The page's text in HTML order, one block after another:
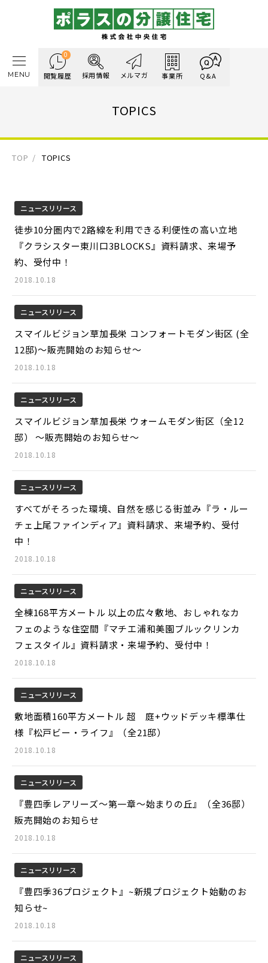
0
閲覧履歴 採用情報 メルマガ 事業所 Q&A
MENU
TOPICS
TOP TOPICS
ニュースリリース
徒歩10分圏内で2路線を利用できる利便性の高い立地
『クラシスター東川口3BLOCKS』資料請求、来場予
約、受付中！
2018.10.18
ニュースリリース
スマイルビジョン草加長栄 コンフォートモダン街区 (全
12邸)～販売開始のお知らせ～
2018.10.18
ニュースリリース
スマイルビジョン草加長栄 ウォームモダン街区（全12
邸） ～販売開始のお知らせ～
2018.10.18
ニュースリリース
すべてがそろった環境、自然を感じる街並み『ラ・ルー
チェ上尾ファインディア』資料請求、来場予約、受付
中！
2018.10.18
ニュースリリース
全棟168平方メートル 以上の広々敷地、おしゃれなカ
フェのような住空間『マチエ浦和美園ブルックリンカ
フェスタイル』資料請求・来場予約、受付中！
2018.10.18
ニュースリリース
敷地面積160平方メートル 超 庭+ウッドデッキ標準仕
様『松戸ビー・ライフ』（全21邸）
2018.10.18
ニュースリリース
『豊四季レアリーズ～第一章～始まりの丘』（全36邸）
販売開始のお知らせ
2018.10.18
ニュースリリース
『豊四季36プロジェクト』~新規プロジェクト始動のお
知らせ~
2018.10.18
ニュースリリース